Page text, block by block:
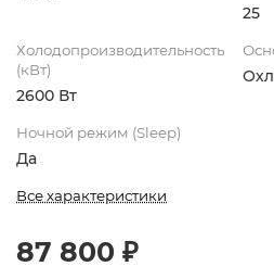
25
Холодопроизводительность
(кВт)
2600 Вт
Ночной режим (Sleep)
Да
Все характеристики
87 800 ₽